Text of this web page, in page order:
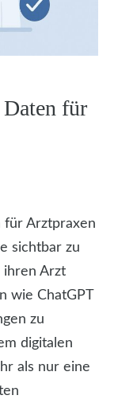
für
für Arztpraxen
sichtbar zu
ihren Arzt
wie ChatGPT
zu
digitalen
als nur eine